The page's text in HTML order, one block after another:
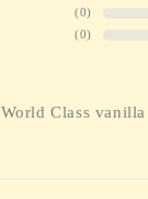
(
0
)
(
0
)
World Class